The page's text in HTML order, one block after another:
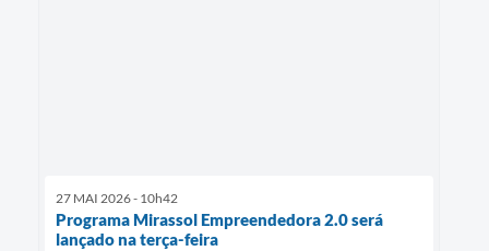
27 MAI 2026 - 10h42
Programa Mirassol Empreendedora 2.0 será
lançado na terça-feira